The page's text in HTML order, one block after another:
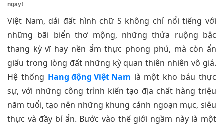
ngay!
Việt Nam, dải đất hình chữ S không chỉ nổi tiếng với
những bãi biển thơ mộng, những thửa ruộng bậc
thang kỳ vĩ hay nền ẩm thực phong phú, mà còn ẩn
giấu trong lòng đất những kỳ quan thiên nhiên vô giá.
Hệ thống Hang động Việt Nam là một kho báu thực
sự, với những công trình kiến tạo địa chất hàng triệu
năm tuổi, tạo nên những khung cảnh ngoạn mục, siêu
thực và đầy bí ẩn. Bước vào thế giới ngầm này là một